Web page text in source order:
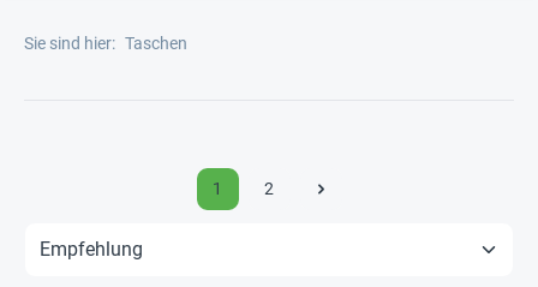
Sie sind hier: Taschen
1 2